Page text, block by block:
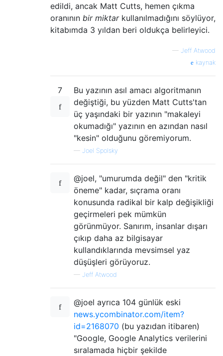
edildi, ancak Matt Cutts, hemen çıkma
oranının bir miktarkullanılmadığını söylüyor,
kitabımda 3 yıldan beri oldukça belirleyici.
— Jeff Atwood
kaynak
7
Bu yazının asıl amacı algoritmanın
değiştiği, bu yüzden Matt Cutts'tan
üç yaşındaki bir yazının "makaleyi
okumadığı" yazının en azından nasıl
"kesin" olduğunu göremiyorum.
— Joel Spolsky
@joel, "umurumda değil" den "kritik
öneme" kadar, sıçrama oranı
konusunda radikal bir kalp değişikliği
geçirmeleri pek mümkün
görünmüyor. Sanırım, insanlar dışarı
çıkıp daha az bilgisayar
kullandıklarında mevsimsel yaz
düşüşleri görüyoruz.
— Jeff Atwood
@joel ayrıca 104 günlük eski
news.ycombinator.com/item?
id=2168070 (bu yazıdan itibaren)
"Google, Google Analytics verilerini
sıralamada hiçbir şekilde